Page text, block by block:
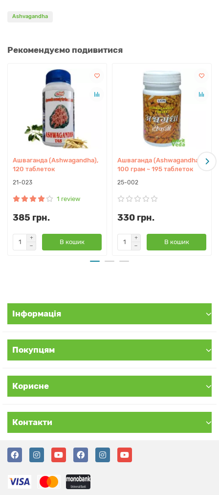
Ашваганда має антивірусні властивості і застосовується при
застосовується у лікуванні запалень суглобів, а також для
покращення м'язового тонусу та збільшення м'язової маси.
Ашваганда є тоніком для печінки, серця, знижує
артеріальний тиск, особливо спричинений психічними
навантаженнями.
лікуванні діабету та онкологічних захворювань.
Показання:
– Поліпшення когнітивної функції
– Нерегулярний цикл
– Афродизіак
– Онкологічні захворювання
– Дистрофія, слабкість м'язів
– Нервове виснаження
– Виразка шлунку
– Ослаблення уваги, концентрації
– Расаяна, омолодження організму
– Депресія
– Тонік для сердця
– Загальний тонік для організму
– Низький іммунітет, іммуномодулятор
– Посилення потенції, еректильна дисфункція
Ashvagandha
Рекомендуємо подивитися
Ашваганда (Ashwagandha),
120 таблеток
21-023
1 review
385 грн.
В кошик
Ашваганда (Ashwagandha),
100 грам ~ 195 таблеток
25-002
330 грн.
В кошик
Інформація
Покупцям
Корисне
Контакти